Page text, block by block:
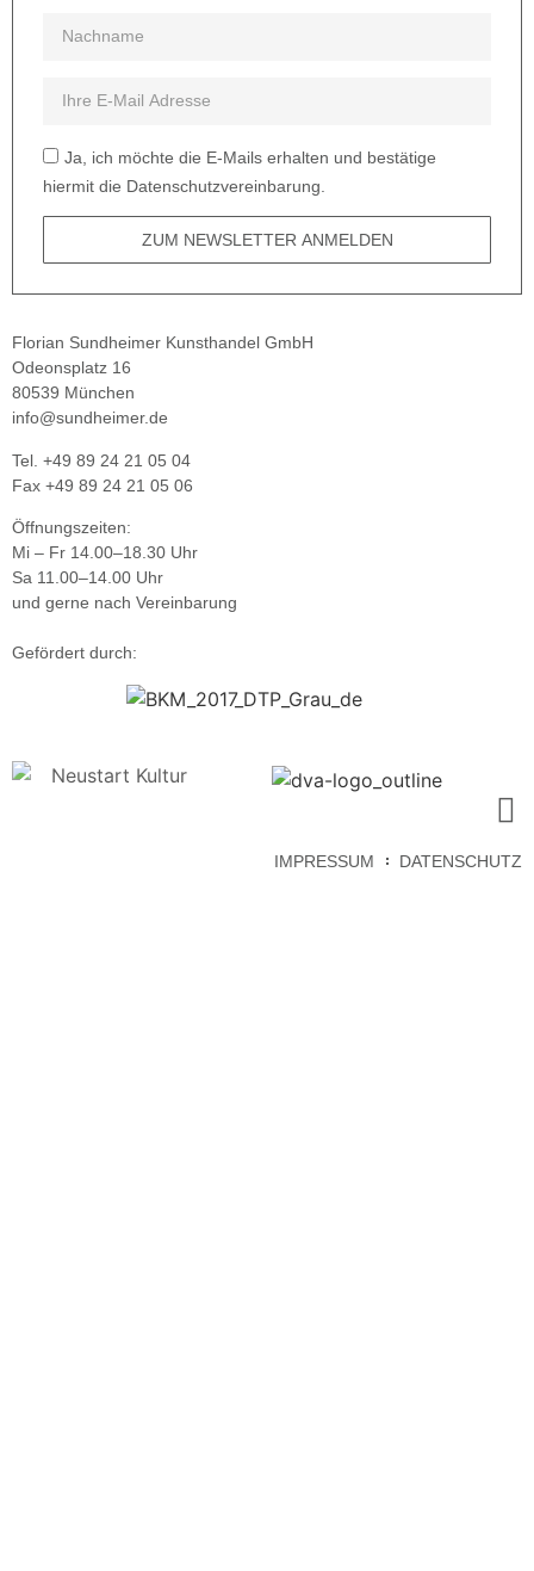
Ja, ich möchte die E-Mails erhalten und bestätige
hiermit die Datenschutzvereinbarung.
ZUM NEWSLETTER ANMELDEN
Florian Sundheimer Kunsthandel GmbH
Odeonsplatz 16
80539 München
info@sundheimer.de
Tel. +49 89 24 21 05 04
Fax +49 89 24 21 05 06
Öffnungszeiten:
Mi – Fr 14.00–18.30 Uhr
Sa 11.00–14.00 Uhr
und gerne nach Vereinbarung
Gefördert durch:
IMPRESSUM DATENSCHUTZ